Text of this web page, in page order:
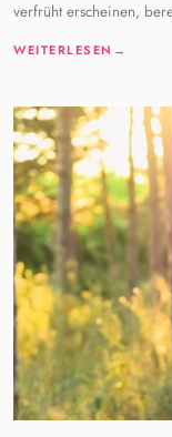
verfrüht erscheinen,
WEITERLESEN